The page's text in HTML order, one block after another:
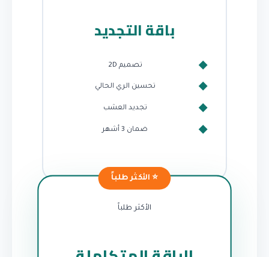
باقة التجديد
تصميم 2D
تحسين الري الحالي
تجديد العشب
ضمان 3 أشهر
الأكثر طلباً